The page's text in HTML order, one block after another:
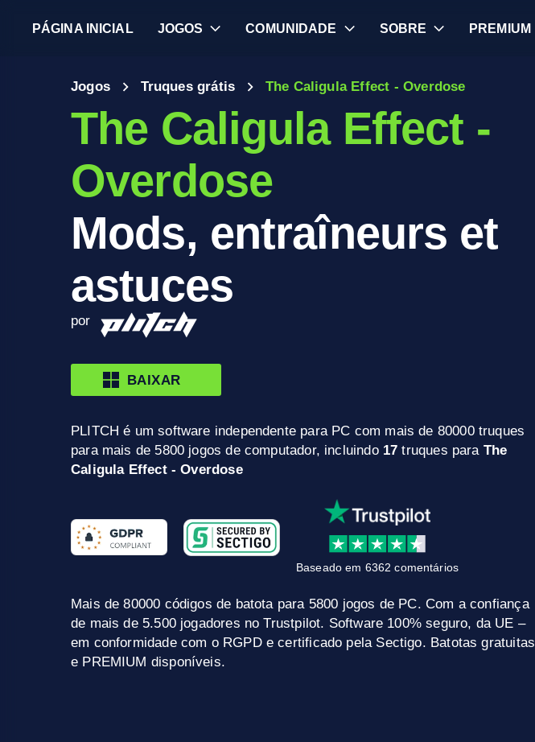
PÁGINA INICIAL JOGOS COMUNIDADE SOBRE PREMIUM
Jogos Truques grátis The Caligula Effect - Overdose
The Caligula Effect -
Overdose
Mods, entraîneurs et
astuces
por
BAIXAR
PLITCH é um software independente para PC com mais de 80000 truques
para mais de 5800 jogos de computador, incluindo 17 truques para The
Caligula Effect - Overdose
Baseado em 6362 comentários
Mais de 80000 códigos de batota para 5800 jogos de PC. Com a confiança
de mais de 5.500 jogadores no Trustpilot. Software 100% seguro, da UE –
em conformidade com o RGPD e certificado pela Sectigo. Batotas gratuitas
e PREMIUM disponíveis.